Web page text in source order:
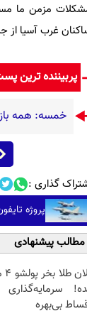
غرب آسیا از
پربیننده ترین
خمسه: همه
گذاری :
پروژه
مطالب پیشنهادی
بی‌بهره